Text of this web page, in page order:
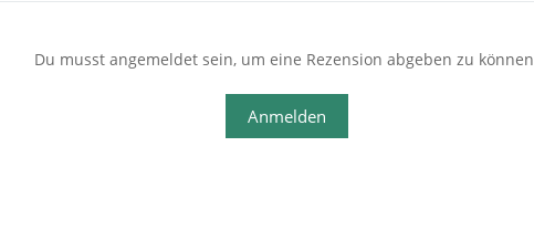
Du musst angemeldet sein, um eine Rezension abgeben zu
Anmelden